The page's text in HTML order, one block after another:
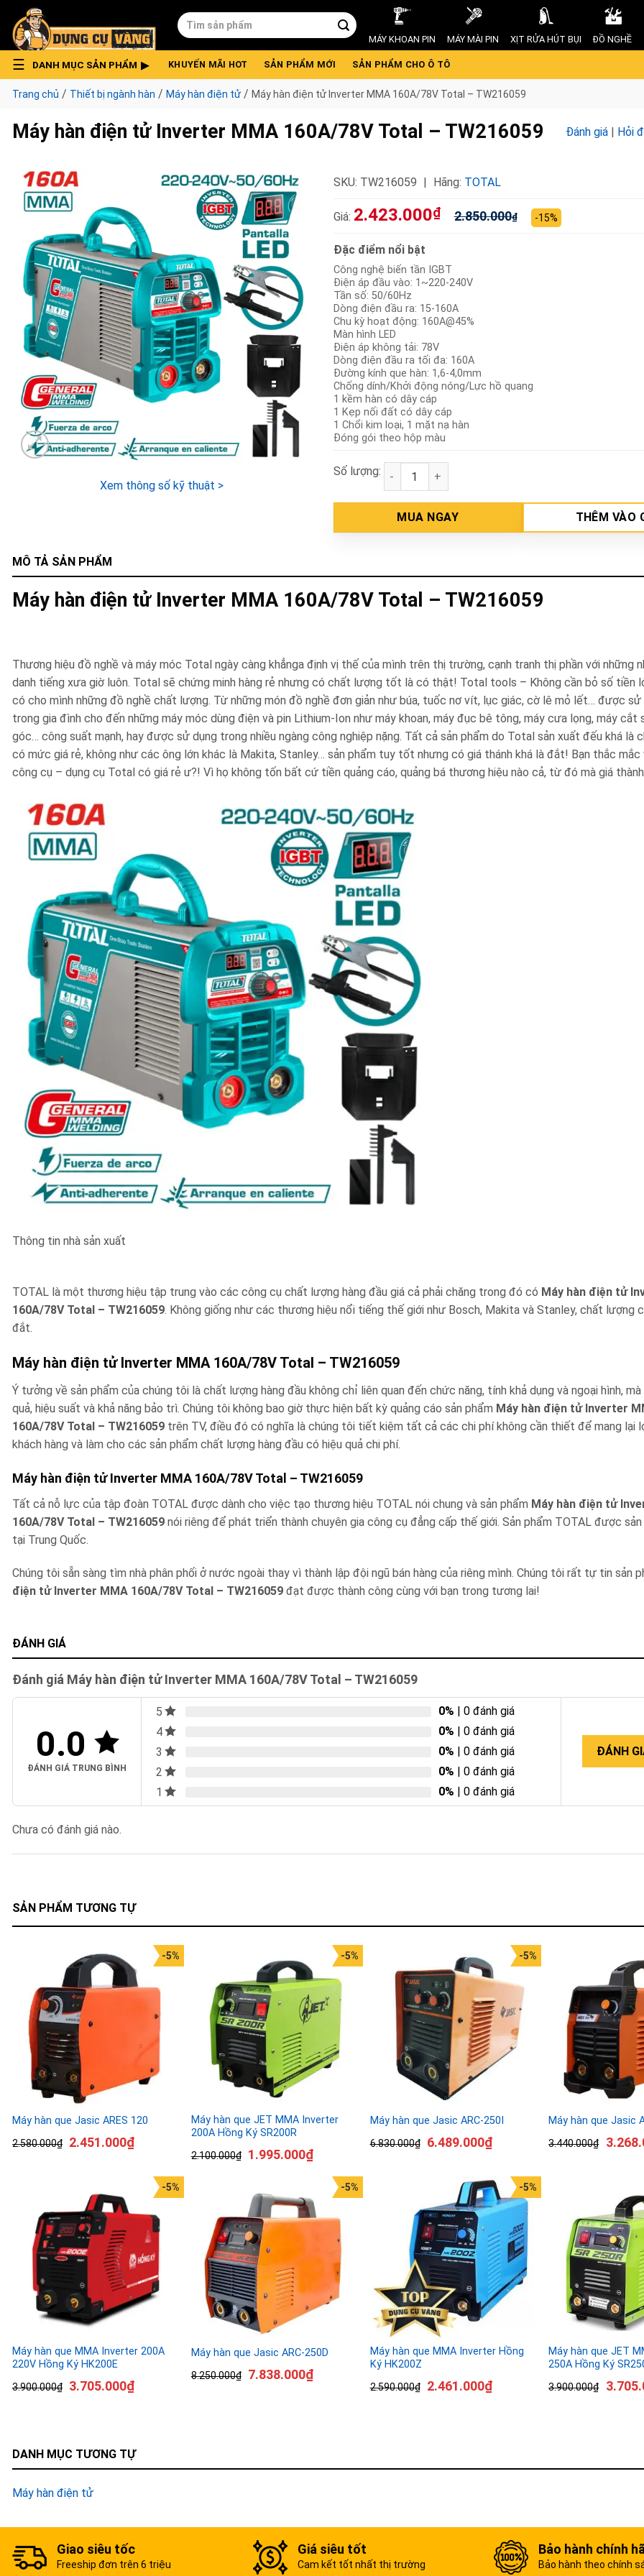
content
Tìm
kiếm:
MÁY KHOAN PIN MÁY MÀI PIN XỊT RỬA HÚT BỤI ĐỒ NGHỀ
DANH MỤC SẢN PHẨM KHUYẾN MÃI HOT SẢN PHẨM MỚI SẢN PHẨM CHO Ô TÔ
Trang chủ / Thiết bị ngành hàn / Máy hàn điện tử / Máy hàn điện tử Inverter MMA 160A/78V Total – TW216059
Máy hàn điện tử Inverter MMA 160A/78V Total – TW216059 Đánh giá | Hỏi
Xem thông số kỹ thuật >
SKU: TW216059 Hãng: TOTAL
Giá: 2.423.000₫ 2.850.000₫ -15%
Đặc điểm nổi bật
Công nghệ biến tần IGBT
Điện áp đầu vào: 1~220-240V
Tần số: 50/60Hz
Dòng điện đầu ra: 15-160A
Chu kỳ hoạt động: 160A@45%
Màn hình LED
Điện áp không tải: 78V
Dòng điện đầu ra tối đa: 160A
Đường kính que hàn: 1,6-4,0mm
Chống dính/Khởi động nóng/Lực hồ quang
1 kềm hàn có dây cáp
1 Kẹp nối đất có dây cáp
1 Chổi kim loại, 1 mặt nạ hàn
Đóng gói theo hộp màu
Số lượng: Máy hàn điện tử Inverter MMA 160A/78V Total -
MUA NGAY THÊM VÀO
MÔ TẢ SẢN PHẨM
Máy hàn điện tử Inverter MMA 160A/78V Total – TW216059
Thương hiệu đồ nghề và máy móc Total ngày càng khẳnga định vị thế của mình trên thị trường, cạnh tranh thị phần với những
danh tiếng xưa giờ luôn. Total sẽ chứng minh hàng rẻ nhưng có chất lượng tốt là có thật! Total tools – Không cần bỏ số tiền
có cho mình những đồ nghề chất lượng. Từ những món đồ nghề đơn giản như búa, tuốc nơ vít, lục giác, cờ lê mỏ lết… được sử
trong gia đình cho đến những máy móc dùng điện và pin Lithium-Ion như máy khoan, máy đục bê tông, máy cưa lọng, máy cắt
góc… công suất mạnh, hay được sử dụng trong nhiều ngàng công nghiệp nặng. Tất cả sản phẩm do Total sản xuất đếu khá là
có mức giá rẻ, không như các ông lớn khác là Makita, Stanley… sản phẩm tuy tốt nhưng có giá thánh khá là đắt! Bạn thắc mắc
công cụ – dụng cụ Total có giá rẻ ư?! Vì họ không tốn bất cứ tiền quảng cáo, quảng bá thương hiệu nào cả, từ đó mà giá
Thông tin nhà sản xuất
TOTAL là một thương hiệu tập trung vào các công cụ chất lượng hàng đầu giá cả phải chăng trong đó có Máy hàn điện tử
160A/78V Total – TW216059. Không giống như các thương hiệu nổi tiếng thế giới như Bosch, Makita và Stanley, chất lượng
đắt.
Máy hàn điện tử Inverter MMA 160A/78V Total – TW216059
Ý tưởng về sản phẩm của chúng tôi là chất lượng hàng đầu không chỉ liên quan đến chức năng, tính khả dụng và ngoại hình, mà
quả, hiệu suất và khả năng bảo trì. Chúng tôi không bao giờ thực hiện bất kỳ quảng cáo sản phẩm Máy hàn điện tử Inverter
160A/78V Total – TW216059 trên TV, điều đó có nghĩa là chúng tôi tiết kiệm tất cả các chi phí không cần thiết để mang lại
khách hàng và làm cho các sản phẩm chất lượng hàng đầu có hiệu quả chi phí.
Máy hàn điện tử Inverter MMA 160A/78V Total – TW216059
Tất cả nỗ lực của tập đoàn TOTAL được dành cho việc tạo thương hiệu TOTAL nói chung và sản phẩm Máy hàn điện tử
160A/78V Total – TW216059 nói riêng để phát triển thành chuyên gia công cụ đẳng cấp thế giới. Sản phẩm TOTAL được
tại Trung Quốc.
Chúng tôi sẵn sàng tìm nhà phân phối ở nước ngoài thay vì thành lập đội ngũ bán hàng của riêng mình. Chúng tôi rất tự tin sản
điện tử Inverter MMA 160A/78V Total – TW216059 đạt được thành công cùng với bạn trong tương lai!
ĐÁNH GIÁ
Đánh giá Máy hàn điện tử Inverter MMA 160A/78V Total – TW216059
0.0
ĐÁNH GIÁ TRUNG BÌNH
5 0% | 0 đánh giá
4
0% | 0 đánh giá
3
0% | 0 đánh giá
2
0% | 0 đánh giá
1
0% | 0 đánh giá
ĐÁNH
Chưa có đánh giá nào.
SẢN PHẨM TƯƠNG TỰ
Máy hàn que Jasic ARES 120
2.580.000₫
-5%
2.451.000₫
Máy hàn que JET MMA Inverter
200A Hồng Ký SR200R
2.100.000₫
-5%
1.995.000₫
Máy hàn que Jasic ARC-250I
6.830.000₫
-5%
6.489.000₫
Máy hàn que Jasic
3.440.000₫
Máy hàn que MMA Inverter 200A
220V Hồng Ký HK200E
3.900.000₫
-5%
3.705.000₫
Máy hàn que Jasic ARC-250D
8.250.000₫
-5%
7.838.000₫
Máy hàn que MMA Inverter Hồng
Ký HK200Z
2.590.000₫
-5%
2.461.000₫
Máy hàn que JET
250A Hồng Ký
3.900.000₫
DANH MỤC TƯƠNG TỰ
Máy hàn điện tử
Giao siêu tốc
Freeship đơn trên 6 triệu
Giá siêu tốt
Cam kết tốt nhất thị trường
Bảo hành chính
Bảo hành theo chính